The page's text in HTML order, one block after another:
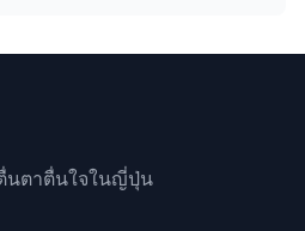
ตาตื่นใจในญี่ปุ่น